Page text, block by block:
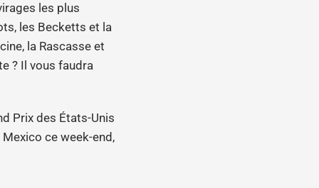
les plus
les Becketts et la
la Rascasse et
? Il vous faudra
Prix des États-Unis
ce week-end,